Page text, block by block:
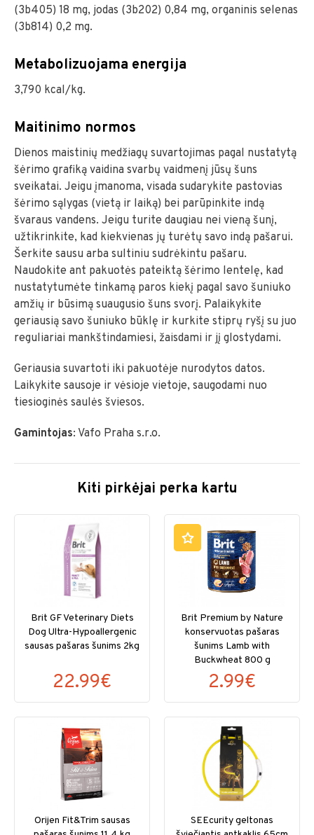
(3b405) 18 mg, jodas (3b202) 0,84 mg, organinis selenas
(3b814) 0,2 mg.
Metabolizuojama energija
3,790 kcal/kg.
Maitinimo normos
Dienos maistinių medžiagų suvartojimas pagal nustatytą
šėrimo grafiką vaidina svarbų vaidmenį jūsų šuns
sveikatai. Jeigu įmanoma, visada sudarykite pastovias
šėrimo sąlygas (vietą ir laiką) bei parūpinkite indą
švaraus vandens. Jeigu turite daugiau nei vieną šunį,
užtikrinkite, kad kiekvienas jų turėtų savo indą pašarui.
Šerkite sausu arba sultiniu sudrėkintu pašaru.
Naudokite ant pakuotės pateiktą šėrimo lentelę, kad
nustatytumėte tinkamą paros kiekį pagal savo šuniuko
amžių ir būsimą suaugusio šuns svorį. Palaikykite
geriausią savo šuniuko būklę ir kurkite stiprų ryšį su juo
reguliariai mankštindamiesi, žaisdami ir jį glostydami.
Geriausia suvartoti iki pakuotėje nurodytos datos.
Laikykite sausoje ir vėsioje vietoje, saugodami nuo
tiesioginės saulės šviesos.
Gamintojas: Vafo Praha s.r.o.
Kiti pirkėjai perka kartu
Brit GF Veterinary Diets
Dog Ultra-Hypoallergenic
sausas pašaras šunims 2kg
22.99€
Brit Premium by Nature
konservuotas pašaras
šunims Lamb with
Buckwheat 800 g
2.99€
Orijen Fit&Trim sausas
SEEcurity geltonas